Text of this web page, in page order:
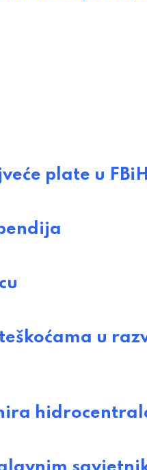
plate u FBiH
u